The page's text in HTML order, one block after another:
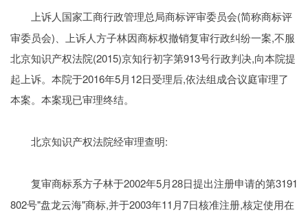
上诉人国家工商行政管理总局商标评审委员会(简称商标评
审委员会)、上诉人方子林因商标权撤销复审行政纠纷一案,不服
北京知识产权法院(2015)京知行初字第913号行政判决,向本院提
起上诉。本院于2016年5月12日受理后,依法组成合议庭审理了
本案。本案现已审理终结。
北京知识产权法院经审理查明:
复审商标系方子林于2002年5月28日提出注册申请的第3191
802号"盘龙云海"商标,并于2003年11月7日核准注册,核定使用在